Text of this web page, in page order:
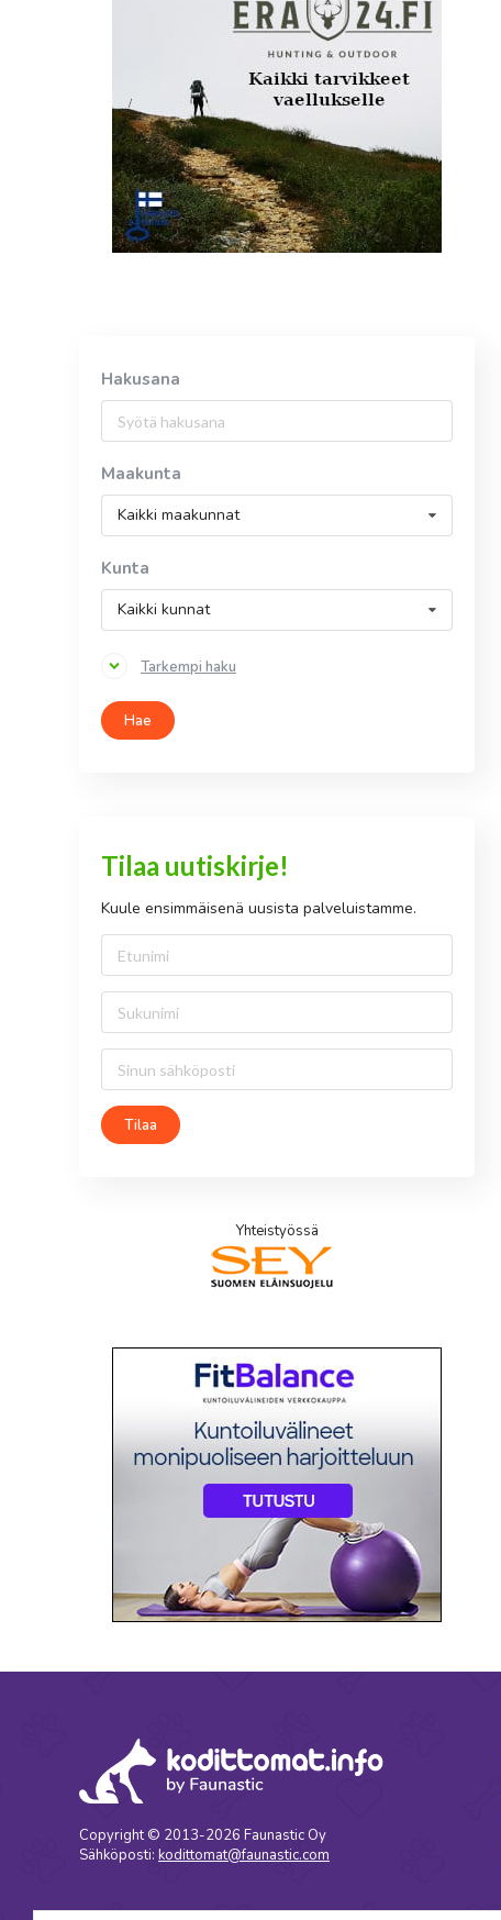
Hakusana
Maakunta
Kaikki maakunnat
Kunta
Kaikki kunnat
Tarkempi haku
Hae
Tilaa uutiskirje!
Kuule ensimmäisenä uusista palveluistamme.
Tilaa
Yhteistyössä
Copyright © 2013-2026 Faunastic Oy
Sähköposti: kodittomat@faunastic.com